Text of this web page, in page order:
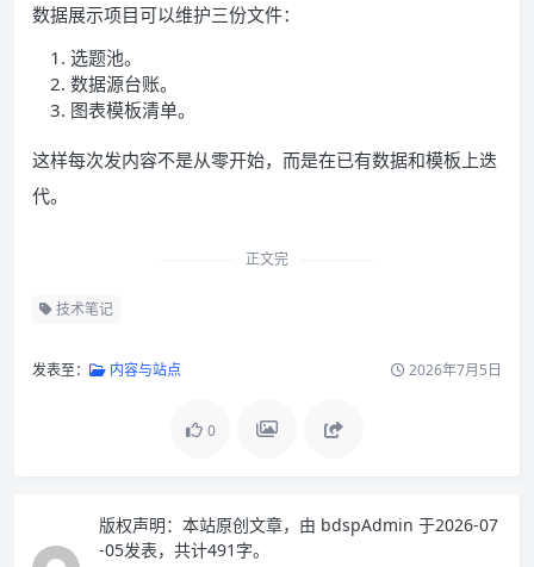
数据展示项目可以维护三份文件：
选题池。
数据源台账。
图表模板清单。
这样每次发内容不是从零开始，而是在已有数据和模板上迭
代。
正文完
技术笔记
发表至： 内容与站点 2026年7月5日
0
版权声明： 本站原创文章，由 bdspAdmin 于2026-07
-05发表，共计491字。